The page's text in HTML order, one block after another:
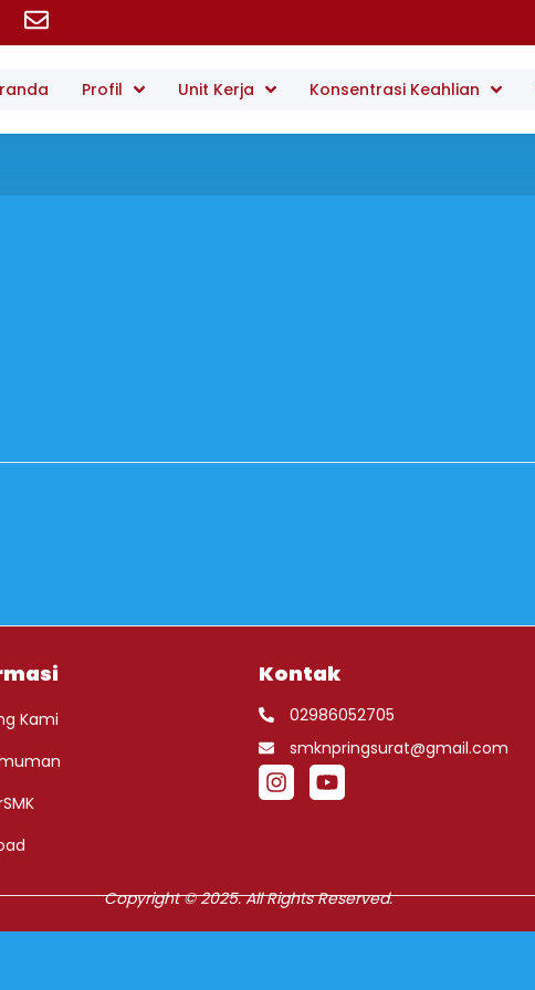
Profil Unit Kerja Konsentrasi Keahlian
Kami
Kontak
02986052705
smknpringsurat@gmail.com
Copyright © 2025. All Rights Reserved.